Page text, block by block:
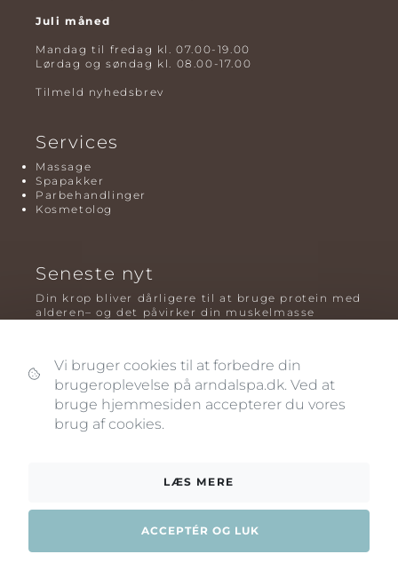
Juli måned
Mandag til fredag kl. 07.00-19.00
Lørdag og søndag kl. 08.00-17.00
Tilmeld nyhedsbrev
Services
Massage
Spapakker
Parbehandlinger
Kosmetolog
Seneste nyt
Din krop bliver dårligere til at bruge protein med
alderen– og det påvirker din muskelmasse
Plyometrisk træning: hvorfor hop kan være noget
af det mest oversete for knogler og power – før
og efter overgangsalderen
Vi bruger cookies til at forbedre din
brugeroplevelse på arndalspa.dk. Ved at
bruge hjemmesiden accepterer du vores
brug af cookies.
LÆS MERE
ACCEPTÉR OG LUK